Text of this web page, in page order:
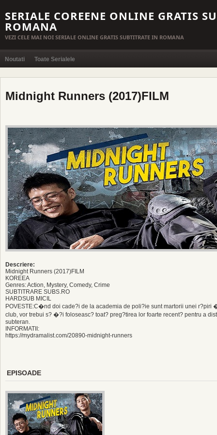
SERIALE COREENE ONLINE GRATIS
ROMANA
VEZI CELE MAI NOI SERIALE ONLINE GRATIS SUBTITRATE IN ROMANA
Noutati Toate Serialele
Midnight Runners (2017)FILM
Descriere:
Midnight Runners (2017)FILM
KOREEA
Genres: Action, Mystery, Comedy, Crime
SUBTITRARE SUBS.RO
HARDSUB MICIL
POVESTE:C�nd doi cade?i de la academia de poli?ie sunt martorii unei
club, vor trebui s? �?i foloseasc? toat? preg?tirea lor foarte recent? pentru a
subteran.
INFORMATII:
https://mydramalist.com/20890-midnight-runners
EPISOADE